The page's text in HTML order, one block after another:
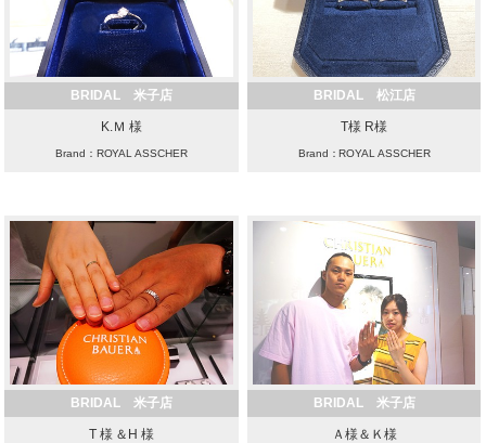
BRIDAL 米子店
K.Ｍ 様
Brand：ROYAL ASSCHER
BRIDAL 松江店
T様 R様
Brand：ROYAL ASSCHER
BRIDAL 米子店
T 様 ＆H 様
BRIDAL 米子店
Ａ様＆Ｋ様